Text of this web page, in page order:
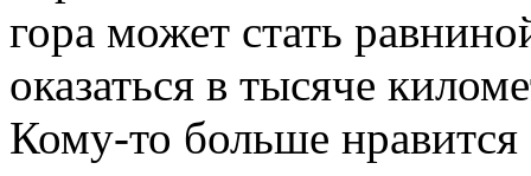
гора может стать
оказаться в тысяче
Кому-то больше